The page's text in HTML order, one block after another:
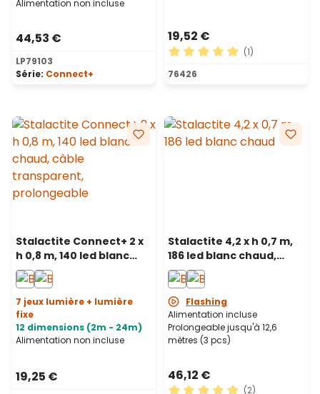
Alimentation non incluse
44,53 €
LP79103
Série: Connect+
19,52 €
Note moyenne de 5 sur 5
(1)
76426
Stalactite Connect+ 2 x
h 0,8 m, 140 led blanc
chaud, câble
transparent,
prolongeable
7 jeux lumière + lumière
fixe
12 dimensions (2m - 24m)
Alimentation non incluse
19,25 €
Stalactite 4,2 x h 0,7 m,
186 led blanc chaud,
câble blanc,
prolongeable
Flashing
Alimentation incluse
Prolongeable jusqu'à 12,6
mètres (3 pcs)
46,12 €
(2)